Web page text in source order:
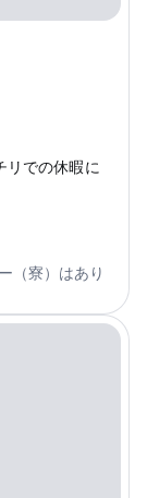
での休暇に
（寮）はあり